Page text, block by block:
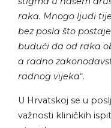
raka. Mnogo ljudi
bez posla što
budući da od raka
a radno
radnog vijeka“.
U Hrvatskoj se u
važnosti kliničkih